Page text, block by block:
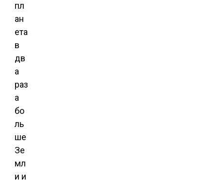
пл
ан
ета
в
дв
а
раз
а
бо
ль
ше
Зе
мл
и и